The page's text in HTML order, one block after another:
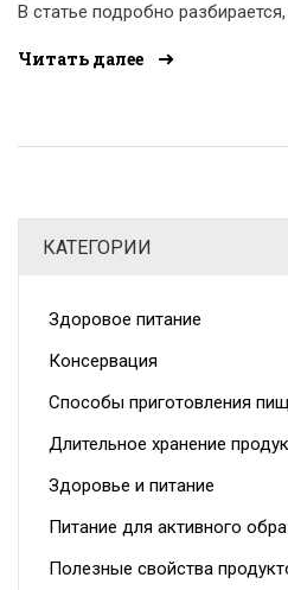
В статье подробно
суточную потребность только
как понять, хватает ли
Читать далее
КАТЕГОРИИ
Здоровое питание
Консервация
Способы приготовления
Длительное хранение
Здоровье и питание
Питание для активного
Полезные свойства